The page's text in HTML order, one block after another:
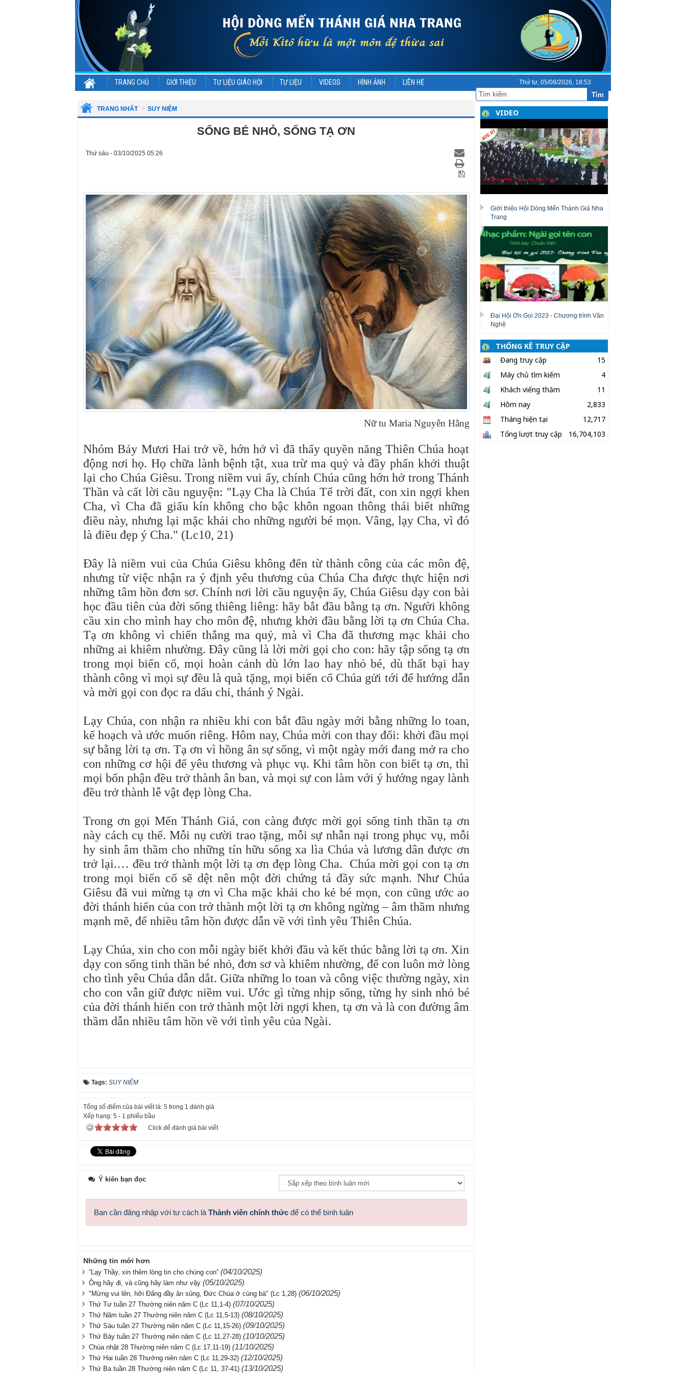
Tìm
TRANG CHỦ GIỚI THIỆU TƯ LIỆU GIÁO HỘI TƯ LIỆU VIDEOS HÌNH ẢNH LIÊN HỆ Thứ tư, 05/08/2026, 18:53
TRANG NHẤT SUY NIỆM
SỐNG BÉ NHỎ, SỐNG TẠ ƠN
Thứ sáu - 03/10/2025 05:26
Nữ tu Maria Nguyễn Hằng
Nhóm Bảy Mươi Hai trở về, hớn hở vì đã thấy quyền năng Thiên Chúa hoạt
động nơi họ. Họ chữa lành bệnh tật, xua trừ ma quỷ và đầy phấn khởi thuật
lại cho Chúa Giêsu. Trong niềm vui ấy, chính Chúa cũng hớn hở trong Thánh
Thần và cất lời cầu nguyện: "Lạy Cha là Chúa Tể trời đất, con xin ngợi khen
Cha, vì Cha đã giấu kín không cho bậc khôn ngoan thông thái biết những
điều này, nhưng lại mặc khải cho những người bé mọn. Vâng, lạy Cha, vì đó
là điều đẹp ý Cha." (Lc10, 21)
Đây là niềm vui của Chúa Giêsu không đến từ thành công của các môn đệ,
nhưng từ việc nhận ra ý định yêu thương của Chúa Cha được thực hiện nơi
những tâm hồn đơn sơ. Chính nơi lời cầu nguyện ấy, Chúa Giêsu dạy con bài
học đầu tiên của đời sống thiêng liêng: hãy bắt đầu bằng tạ ơn. Người không
cầu xin cho mình hay cho môn đệ, nhưng khởi đầu bằng lời tạ ơn Chúa Cha.
Tạ ơn không vì chiến thắng ma quỷ, mà vì Cha đã thương mạc khải cho
những ai khiêm nhường. Đây cũng là lờimời gọi cho con: hãy tập sống tạ ơn
trong mọi biến cố, mọi hoàn cảnh dù lớn lao hay nhỏ bé, dù thất bại hay
thành công vì mọi sự đều là quà tặng, mọibiến cố Chúa gửi tới để hướng dẫn
và mời gọi con đọc ra dấu chỉ, thánh ý Ngài.
Lạy Chúa, con nhận ra nhiều khi con bắt đầu ngày mới bằng những lo toan,
kế hoạch và ước muốn riêng. Hôm nay, Chúa mời con thay đổi: khởi đầu mọi
sự bằng lời tạ ơn. Tạ ơn vì hồng ân sự sống, vì một ngày mới đang mở ra cho
con những cơ hội để yêu thương và phục vụ. Khi tâm hồn con biết tạ ơn, thì
mọi bổn phận đều trở thành ân ban, và mọi sự con làm với ý hướng ngay lành
đều trở thành lễ vật đẹp lòng Cha.
Trong ơn gọi Mến Thánh Giá, con càng được mời gọi sống tinh thần tạ ơn
này cách cụ thể. Mỗi nụ cười trao tặng, mỗi sự nhẫn nại trong phục vụ, mỗi
hy sinh âm thầm cho những tín hữu sống xa lìa Chúa và lương dân được ơn
trở lại.… đều trở thành một lời tạ ơn đẹp lòng Cha. Chúa mời gọi con tạ ơn
trong mọi biến cốsẽ dệt nên một đời chứng tá đầy sức mạnh. Như Chúa
Giêsu đã vui mừng tạ ơn vì Cha mặc khải cho kẻ bé mọn, con cũng ước ao
đời thánh hiến của con trở thành một lời tạ ơn không ngừng – âm thầm nhưng
mạnh mẽ, để nhiều tâm hồn được dẫn về với tình yêu Thiên Chúa.
Lạy Chúa, xin cho con mỗi ngày biết khởi đầu và kết thúc bằng lời tạ ơn. Xin
dạy con sống tinh thần bé nhỏ, đơn sơ và khiêm nhường, để con luôn mở lòng
cho tình yêu Chúa dẫn dắt. Giữa những lo toan và công việc thường ngày, xin
cho con vẫn giữ được niềm vui. Ước gì từng nhịp sống, từng hy sinh nhỏ bé
của đời thánh hiến con trở thành một lời ngợi khen, tạ ơn và là con đường âm
thầm dẫn nhiều tâm hồn về với tình yêu của Ngài.
Tags: SUY NIÊM
Tổng số điểm của bài viết là: 5 trong 1 đánh giá
Xếp hạng: 5 - 1 phiếu bầu
Click để đánh giá bài viết
Ý kiến bạn đọc
Bạn cần đăng nhập với tư cách là Thành viên chính thức để có thể bình luận
Những tin mới hơn
“Lạy Thầy, xin thêm lòng tin cho chúng con” (04/10/2025)
Ông hãy đi, và cũng hãy làm như vậy (05/10/2025)
"Mừng vui lên, hỡi Đấng đầy ân sủng, Đức Chúa ở cùng bà" (Lc 1,28) (06/10/2025)
Thứ Tư tuần 27 Thường niên năm C (Lc 11,1-4) (07/10/2025)
Thứ Năm tuần 27 Thường niên năm C (Lc 11,5-13) (08/10/2025)
Thứ Sáu tuần 27 Thường niên năm C (Lc 11,15-26) (09/10/2025)
Thứ Bảy tuần 27 Thường niên năm C (Lc 11,27-28) (10/10/2025)
Chúa nhật 28 Thường niên năm C (Lc 17,11-19) (11/10/2025)
Thứ Hai tuần 28 Thường niên năm C (Lc 11,29-32) (12/10/2025)
Thứ Ba tuần 28 Thường niên năm C (Lc 11, 37-41) (13/10/2025)
VIDEO
Giới thiệu Hội Dòng Mến Thánh Giá Nha
Trang
Đại Hội Ơn Gọi 2023 - Chương trình Văn
Nghệ
THỐNG KÊ TRUY CẬP
Đang truy cập
15
Máy chủ tìm kiếm
4
Khách viếng thăm
11
Hôm nay
2,833
Tháng hiện tại
12,717
Tổng lượt truy cập
16,704,103